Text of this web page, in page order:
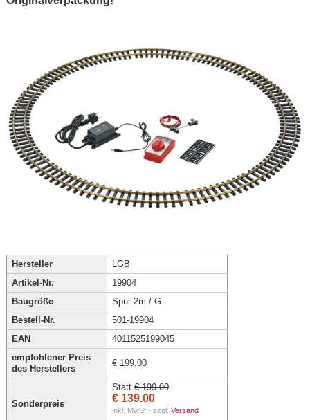
Hersteller
LGB
Artikel-Nr.
19904
Baugröße
Spur 2m / G
Bestell-Nr.
501-19904
EAN
4011525199045
empfohlener Preis
des Herstellers
€ 199,00
Sonderpreis
Statt € 199.00
€ 139.00
inkl. MwSt - zzgl. Versand